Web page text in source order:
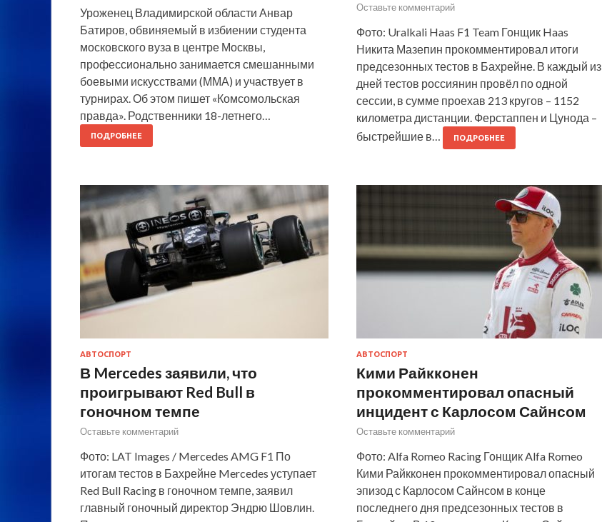
Уроженец Владимирской области Анвар
Батиров, обвиняемый в избиении студента
московского вуза в центре Москвы,
профессионально занимается смешанными
боевыми искусствами (ММА) и участвует в
турнирах. Об этом пишет «Комсомольская
правда». Родственники 18-летнего…
ПОДРОБНЕЕ
Оставьте комментарий
Фото: Uralkali Haas F1 Team Гонщик Haas
Никита Мазепин прокомментировал итоги
предсезонных тестов в Бахрейне. В каждый из
дней тестов россиянин провёл по одной
сессии, в сумме проехав 213 кругов – 1152
километра дистанции. Ферстаппен и Цунода –
быстрейшие в…
ПОДРОБНЕЕ
АВТОСПОРТ
В Mercedes заявили, что
проигрывают Red Bull в
гоночном темпе
Оставьте комментарий
Фото: LAT Images / Mercedes AMG F1 По
итогам тестов в Бахрейне Mercedes уступает
Red Bull Racing в гоночном темпе, заявил
главный гоночный директор Эндрю Шовлин.
АВТОСПОРТ
Кими Райкконен
прокомментировал опасный
инцидент с Карлосом Сайнсом
Оставьте комментарий
Фото: Alfa Romeo Racing Гонщик Alfa Romeo
Кими Райкконен прокомментировал опасный
эпизод с Карлосом Сайнсом в конце
последнего дня предсезонных тестов в